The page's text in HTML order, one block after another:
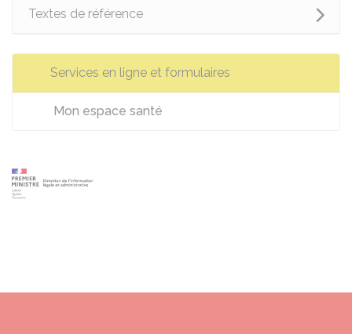
Textes de référence
Services en ligne et formulaires
Mon espace santé